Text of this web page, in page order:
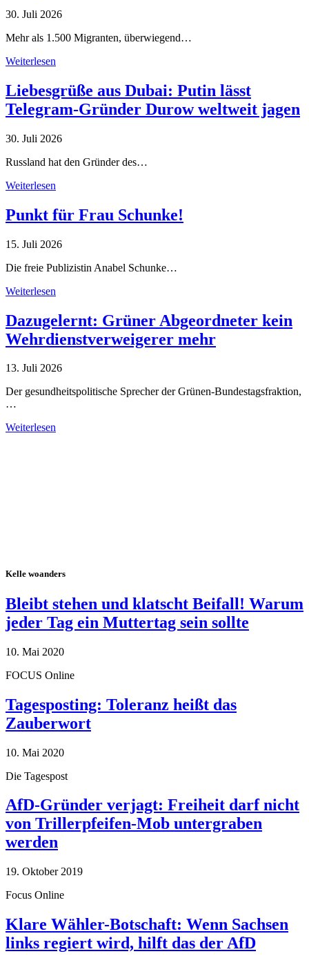
30. Juli 2026
Mehr als 1.500 Migranten, überwiegend…
Weiterlesen
Liebesgrüße aus Dubai: Putin lässt
Telegram-Gründer Durow weltweit jagen
30. Juli 2026
Russland hat den Gründer des…
Weiterlesen
Punkt für Frau Schunke!
15. Juli 2026
Die freie Publizistin Anabel Schunke…
Weiterlesen
Dazugelernt: Grüner Abgeordneter kein
Wehrdienstverweigerer mehr
13. Juli 2026
Der gesundheitspolitische Sprecher der Grünen-Bundestagsfraktion,
…
Weiterlesen
Kelle woanders
Bleibt stehen und klatscht Beifall! Warum
jeder Tag ein Muttertag sein sollte
10. Mai 2020
FOCUS Online
Tagesposting: Toleranz heißt das
Zauberwort
10. Mai 2020
Die Tagespost
AfD-Gründer verjagt: Freiheit darf nicht
von Trillerpfeifen-Mob untergraben
werden
19. Oktober 2019
Focus Online
Klare Wähler-Botschaft: Wenn Sachsen
links regiert wird, hilft das der AfD